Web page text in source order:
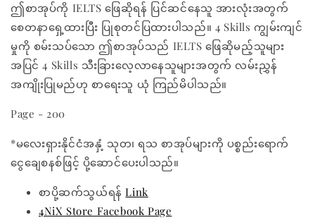
ဤစာအုပ်ကို IELTS ဖြေဆိုရန် ပြင်ဆင်နေသူ အားလုံးအတွက်
စေတနာရှေ့ထားပြီး ပြုစုတင်ပြထားပါသည်။ 4 Skills ကျွမ်းကျင်
မှုကို စမ်းသပ်သော ဤစာအုပ်သည် IELTS ဖြေဆိုမည့်သူများ
အပြင် 4 Skills သီးခြားလေ့လာနေသူများအတွက် လမ်းညွှန်
အကျိုးပြုမည်ဟု စာရေးသူ ယုံ ကြည်မိပါသည်။
Page - 200
*မလေးရှားနိုင်ငံအနှံ့ သုတ၊ ရသ စာအုပ်များကို ပစ္စည်းရောက်
ငွေချေစနစ်ဖြင့် ပို့ဆောင်ပေးပါသည်။
စာပို့ဆက်သွယ်ရန်Link
4NiX Store Facebook Page